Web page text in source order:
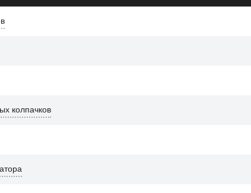
вала.
улучшается работа двигателя, что приводит к снижению
колпачков